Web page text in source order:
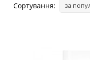
Сортування: за